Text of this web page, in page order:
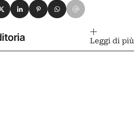
su Facebook
su X
Condividi su LinkedIn
Condividi su Pinterest
Condividi su WhatsApp
Condividi su Email
Leggi di più